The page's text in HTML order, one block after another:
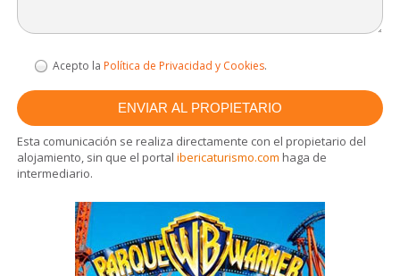
Acepto la Política de Privacidad y Cookies.
Esta comunicación se realiza directamente con el propietario del
alojamiento, sin que el portalibericaturismo.com haga de
intermediario.